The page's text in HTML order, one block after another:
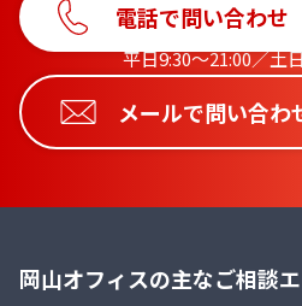
電話で問い合わせ
平日9:30〜21:00／土
メールで問い合わ
岡山オフィスの主なご相談